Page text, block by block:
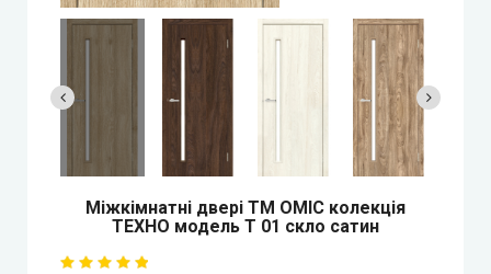
OMEGA (Омега)
MSDoors (МСДорс)
Mіжкімнатні двері ТМ ОМІС колекція
ТЕХНО модель Т 01 скло сатин